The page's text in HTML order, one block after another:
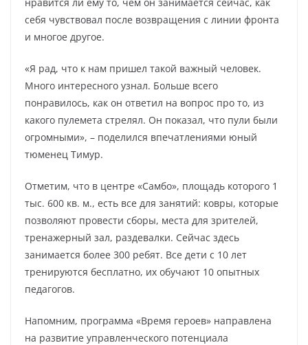
себя чувствовал после возвращения с линии фронта
и многое другое.
«Я рад, что к нам пришел такой важный человек.
Много интересного узнал. Больше всего
понравилось, как он ответил на вопрос про то, из
какого пулемета стрелял. Он показал, что пули были
огромными», – поделился впечатлениями юный
тюменец Тимур.
Отметим, что в центре «Самбо», площадь которого 1
тыс. 600 кв. м., есть все для занятий: ковры, которые
позволяют провести сборы, места для зрителей,
тренажерный зал, раздевалки. Сейчас здесь
занимается более 300 ребят. Все дети с 10 лет
тренируются бесплатно, их обучают 10 опытных
педагогов.
Напомним, программа «Время героев» направлена
на развитие управленческого потенциала